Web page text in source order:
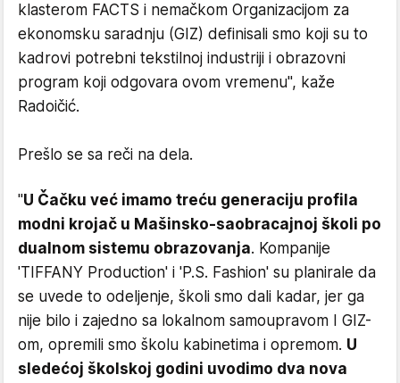
klasterom FACTS i nemačkom Organizacijom za
ekonomsku saradnju (GIZ) definisali smo koji su to
kadrovi potrebni tekstilnoj industriji i obrazovni
program koji odgovara ovom vremenu", kaže
Radoičić.
Prešlo se sa reči na dela.
"U Čačku već imamo treću generaciju profila
modni krojač u Mašinsko-saobracajnoj školi po
dualnom sistemu obrazovanja. Kompanije
'TIFFANY Production' i 'P.S. Fashion' su planirale da
se uvede to odeljenje, školi smo dali kadar, jer ga
nije bilo i zajedno sa lokalnom samoupravom I GIZ-
om, opremili smo školu kabinetima i opremom. U
sledećoj školskoj godini uvodimo dva nova